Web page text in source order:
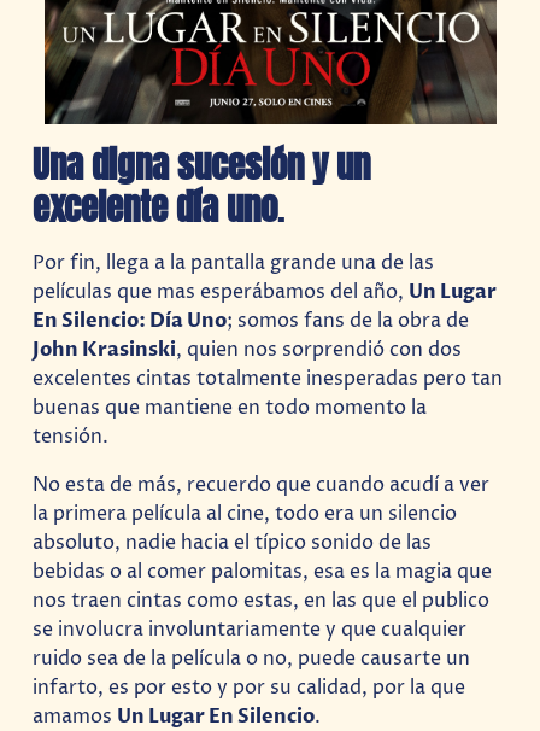
Una digna sucesión y un
excelente día uno.
Por fin, llega a la pantalla grande una de las
películas que mas esperábamos del año, Un Lugar
En Silencio: Día Uno; somos fans de la obra de
John Krasinski, quien nos sorprendió con dos
excelentes cintas totalmente inesperadas pero tan
buenas que mantiene en todo momento la
tensión.
No esta de más, recuerdo que cuando acudí a ver
la primera película al cine, todo era un silencio
absoluto, nadie hacia el típico sonido de las
bebidas o al comer palomitas, esa es la magia que
nos traen cintas como estas, en las que el publico
se involucra involuntariamente y que cualquier
ruido sea de la película o no, puede causarte un
infarto, es por esto y por su calidad, por la que
amamos Un Lugar En Silencio.